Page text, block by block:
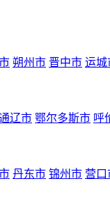
朔州市 晋中市 运城
辽市 鄂尔多斯市 呼
丹东市 锦州市 营口